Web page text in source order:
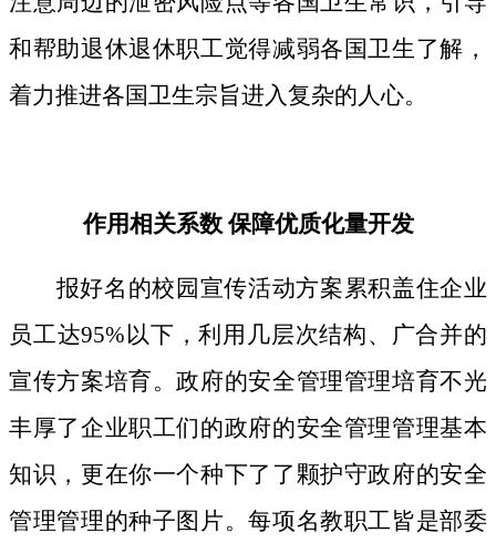
和帮助退休退休职工觉得减弱各国卫生了解，
着力推进各国卫生宗旨进入复杂的人心。
作用相关系数 保障优质化量开发
报好名的校园宣传活动方案累积盖住企业
员工达95%以下，利用几层次结构、广合并的
宣传方案培育。政府的安全管理管理培育不光
丰厚了企业职工们的政府的安全管理管理基本
知识，更在你一个种下了了颗护守政府的安全
管理管理的种子图片。每项名教职工皆是部委